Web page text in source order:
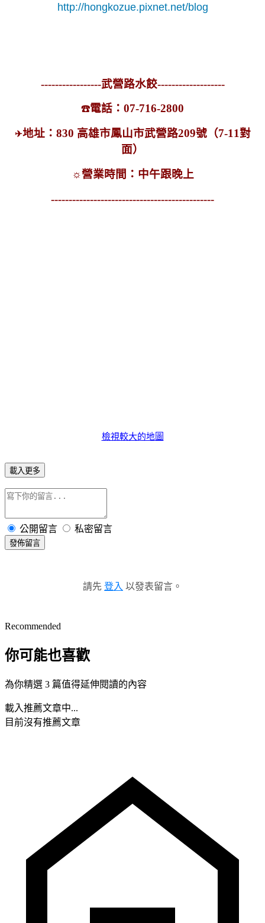
http://hongkozue.pixnet.net/blog
-----------------武營路水餃-------------------
☎電話：07-716-2800
✈地址： 830 高雄市鳳山市武營路209號（7-11對
面）
☼營業時間：中午跟晚上
----------------------------------------------
檢視較大的地圖
載入更多
公開留言 私密留言
發佈留言
請先 登入 以發表留言。
Recommended
你可能也喜歡
為你精選 3 篇值得延伸閱讀的內容
載入推薦文章中...
目前沒有推薦文章